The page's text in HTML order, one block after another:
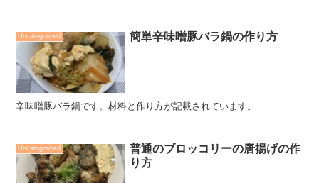
Uncategorized 簡単辛味噌豚バラ鍋の作り方
辛味噌豚バラ鍋です。材料と作り方が記載されています。
Uncategorized
普通のブロッコリーの唐揚げの作
り方